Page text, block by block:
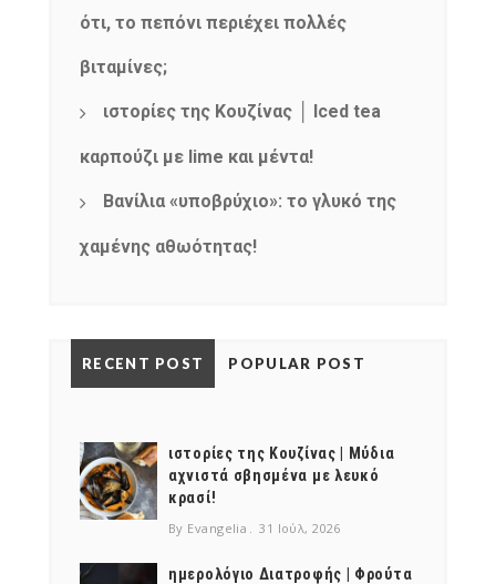
ότι, το πεπόνι περιέχει πολλές
βιταμίνες;
ιστορίες της Κουζίνας │ Iced tea
καρπούζι με lime και μέντα!
Βανίλια «υποβρύχιο»: το γλυκό της
χαμένης αθωότητας!
RECENT POST POPULAR POST
ιστορίες της Κουζίνας | Μύδια
αχνιστά σβησμένα με λευκό
κρασί!
By Evangelia 31 Ιούλ, 2026
ημερολόγιο Διατροφής | Φρούτα